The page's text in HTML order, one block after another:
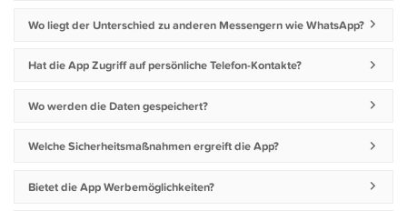
Wo liegt der Unterschied zu anderen Messengern wie WhatsApp?
Hat die App Zugriff auf persönliche Telefon-Kontakte?
Wo werden die Daten gespeichert?
Welche Sicherheitsmaßnahmen ergreift die App?
Bietet die App Werbemöglichkeiten?